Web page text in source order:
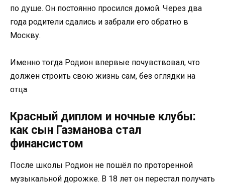
по душе. Он постоянно просился домой. Через два
года родители сдались и забрали его обратно в
Москву.
Именно тогда Родион впервые почувствовал, что
должен строить свою жизнь сам, без оглядки на
отца.
Красный диплом и ночные клубы:
как сын Газманова стал
финансистом
После школы Родион не пошёл по проторенной
музыкальной дорожке. В 18 лет он перестал получать